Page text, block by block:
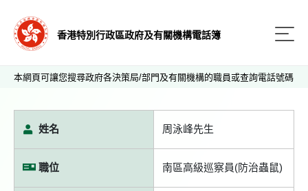
香港特別行政區政府及有關機構電話簿
本網頁可讓您搜尋政府各決策局/部門及有關機構的職員或查詢電話號碼
姓名 周泳峰先生
職位 南區高級巡察員(防治蟲鼠)